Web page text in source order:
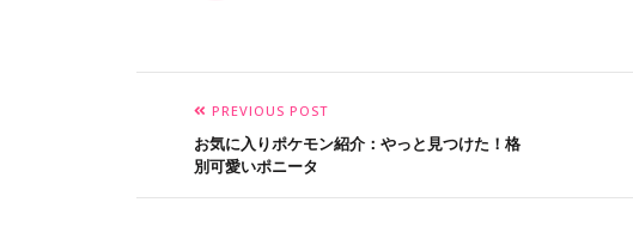
PREVIOUS POST
お気に入りポケモン紹介：やっと見つけた！格
別可愛いポニータ